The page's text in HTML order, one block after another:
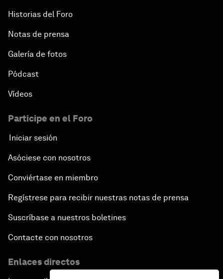
Historias del Foro
Notas de prensa
Galería de fotos
Pódcast
Vídeos
Participe en el Foro
Iniciar sesión
Asóciese con nosotros
Conviértase en miembro
Regístrese para recibir nuestras notas de prensa
Suscríbase a nuestros boletines
Contacte con nosotros
Enlaces directos